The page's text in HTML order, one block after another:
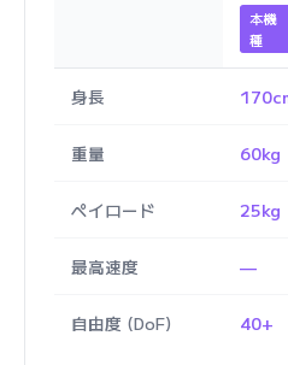
本機
種
身長
重量 60kg
ペイロード 25kg
最高速度 —
自由度 (DoF) 40+